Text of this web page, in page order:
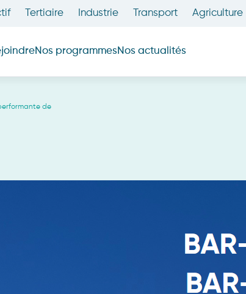
Tertiaire Industrie Transport Agriculture
Nos programmesNos actualités
de